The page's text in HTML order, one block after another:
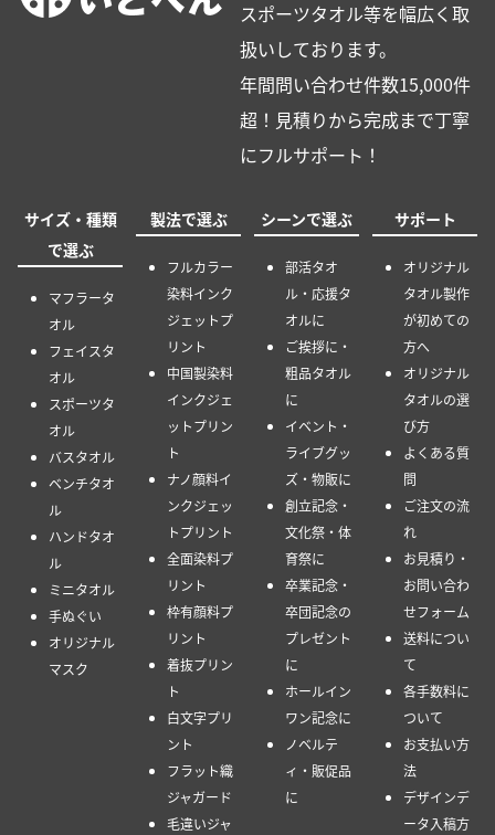
スポーツタオル等を幅広く取
扱いしております。
年間問い合わせ件数15,000件
超！見積りから完成まで丁寧
にフルサポート！
サイズ・種類
で選ぶ
マフラータ
オル
フェイスタ
オル
スポーツタ
オル
バスタオル
ベンチタオ
ル
ハンドタオ
ル
ミニタオル
手ぬぐい
オリジナル
マスク
製法で選ぶ
フルカラー
染料インク
ジェットプ
リント
中国製染料
インクジェ
ットプリン
ト
ナノ顔料イ
ンクジェッ
トプリント
全面染料プ
リント
枠有顔料プ
リント
着抜プリン
ト
白文字プリ
ント
フラット織
ジャガード
毛違いジャ
シーンで選ぶ
部活タオ
ル・応援タ
オルに
ご挨拶に・
粗品タオル
に
イベント・
ライブグッ
ズ・物販に
創立記念・
文化祭・体
育祭に
卒業記念・
卒団記念の
プレゼント
に
ホールイン
ワン記念に
ノベルテ
ィ・販促品
に
サポート
オリジナル
タオル製作
が初めての
方へ
オリジナル
タオルの選
び方
よくある質
問
ご注文の流
れ
お見積り・
お問い合わ
せフォーム
送料につい
て
各手数料に
ついて
お支払い方
法
デザインデ
ータ入稿方